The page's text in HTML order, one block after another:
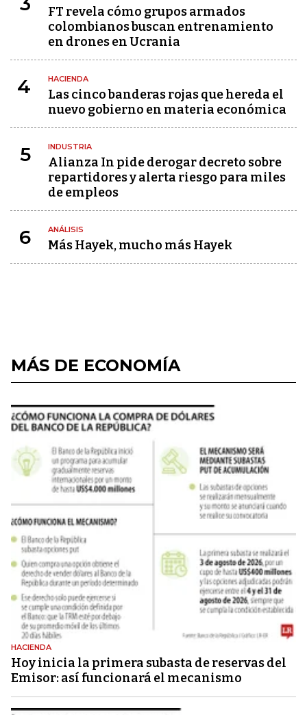
FT revela cómo grupos armados
colombianos buscan entrenamiento
en drones en Ucrania
4 HACIENDA
Las cinco banderas rojas que hereda el
nuevo gobierno en materia económica
5 INDUSTRIA
Alianza In pide derogar decreto sobre
repartidores y alerta riesgo para miles
de empleos
6 ANÁLISIS
Más Hayek, mucho más Hayek
MÁS DE ECONOMÍA
HACIENDA
Hoy inicia la primera subasta de reservas del
Emisor: así funcionará el mecanismo